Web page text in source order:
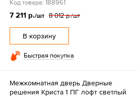
Код товара: 188961
7 211 р./шт 8 012 р./шт
В корзину
Быстрая покупка
Межкомнатная дверь Дверные
решения Криста 1 ПГ лофт светлый